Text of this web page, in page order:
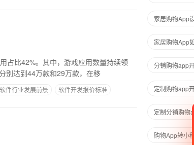
占比42%。其中，游戏应用数量持续领
别达到44万款和29万款，在移
件行业发展前景
软件开发报价标准
家居购物App
家居购物App
分销购物app
定制购物app
定制分销购物
购物App转小程